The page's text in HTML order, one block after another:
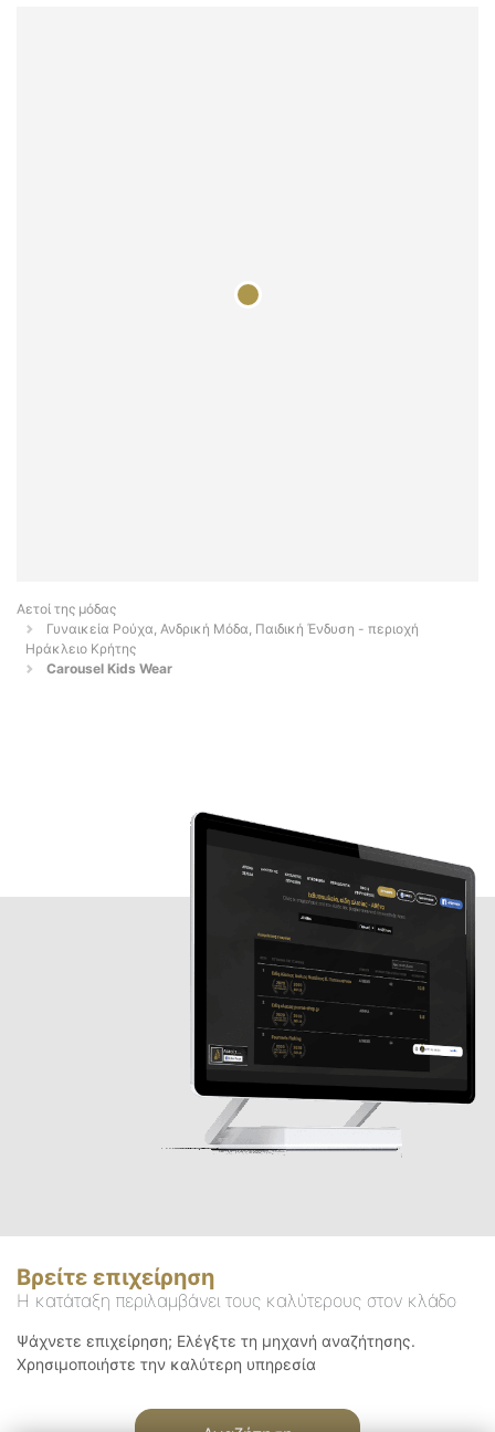
Αετοί της μόδας
Γυναικεία Ρούχα, Ανδρική Μόδα, Παιδική Ένδυση - περιοχή
Ηράκλειο Κρήτης
Carousel Kids Wear
Βρείτε επιχείρηση
Η κατάταξη περιλαμβάνει τους καλύτερους στον κλάδο
Ψάχνετε επιχείρηση; Ελέγξτε τη μηχανή αναζήτησης.
Χρησιμοποιήστε την καλύτερη υπηρεσία